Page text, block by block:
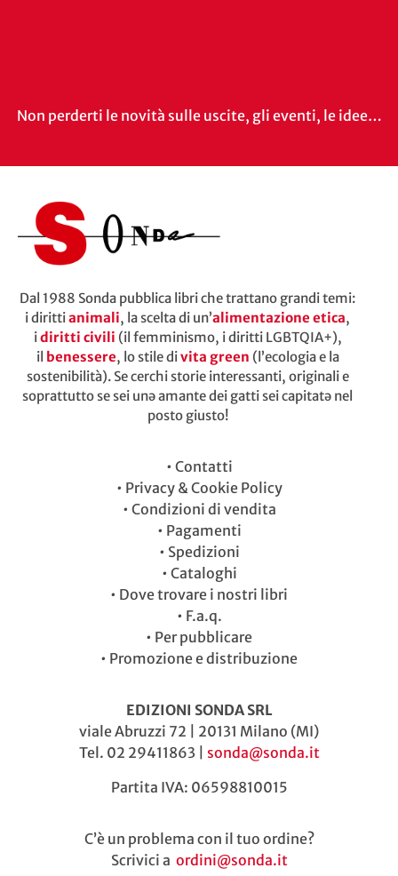
Non perderti le novità sulle uscite, gli eventi, le idee…
Dal 1988 Sonda pubblica libri che trattano grandi temi:
i dirittianimali, la scelta di un’alimentazione etica,
idiritti civili (il femminismo, i diritti LGBTQIA+),
il benessere, lo stile divita green (l’ecologia e la
sostenibilità). Se cerchi storie interessanti, originali e
soprattutto se sei unə amante dei gatti sei capitatə nel
posto giusto!
• Contatti
• Privacy & Cookie Policy
• Condizioni di vendita
• Pagamenti
• Spedizioni
• Cataloghi
• Dove trovare i nostri libri
• F.a.q.
• Per pubblicare
• Promozione e distribuzione
EDIZIONI SONDA SRL
viale Abruzzi 72 | 20131 Milano (MI)
Tel. 02 29411863 | sonda@sonda.it
Partita IVA: 06598810015
C’è un problema con il tuo ordine?
Scrivici a ordini@sonda.it